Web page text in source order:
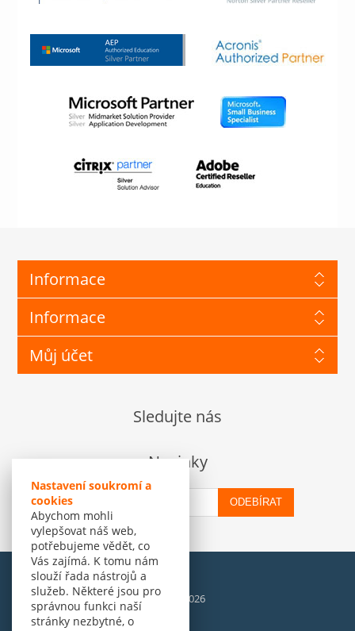
Nastavení soukromí a
cookies
Abychom mohli
vylepšovat náš web,
potřebujeme vědět, co
Vás zajímá. K tomu nám
slouží řada nástrojů a
služeb. Některé jsou pro
správnou funkci naší
stránky nezbytné, o
Informace
Informace
Můj účet
Sledujte nás
Novinky
ODEBÍRAT
© Amenit Software Solutions, 1998 - 2026
Powered bynopCommerce